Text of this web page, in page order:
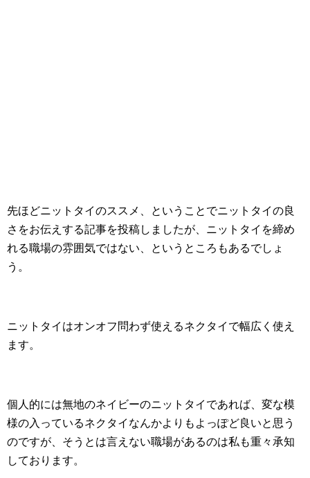
先ほどニットタイのススメ、ということでニットタイの良
さをお伝えする記事を投稿しましたが、ニットタイを締め
れる職場の雰囲気ではない、というところもあるでしょ
う。
ニットタイはオンオフ問わず使えるネクタイで幅広く使え
ます。
個人的には無地のネイビーのニットタイであれば、変な模
様の入っているネクタイなんかよりもよっぽど良いと思う
のですが、そうとは言えない職場があるのは私も重々承知
しております。